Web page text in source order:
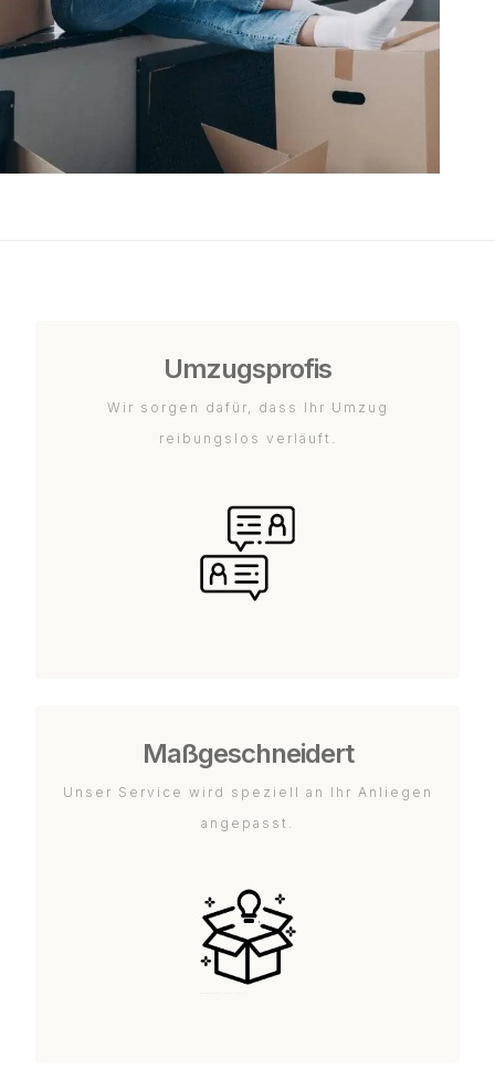
Umzugsprofis
Wir sorgen dafür, dass Ihr Umzug
reibungslos verläuft.
Maßgeschneidert
Unser Service wird speziell an Ihr Anliegen
angepasst.